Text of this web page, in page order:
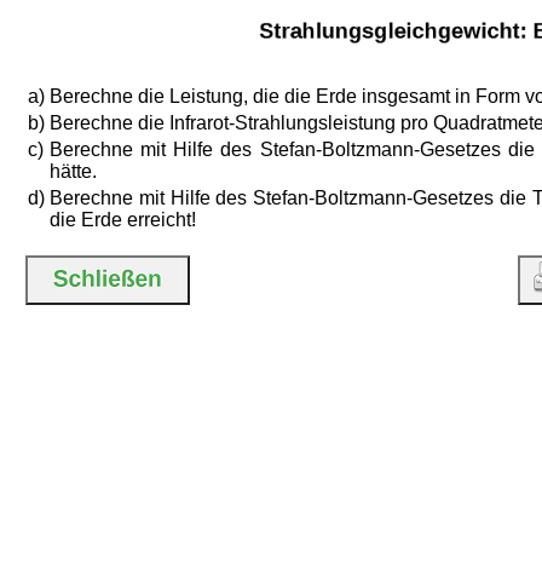
a) Berechne die Leistung, die die Erde insgesamt in Form
b) Berechne die Infrarot-Strahlungsleistung pro
c) Berechne mit Hilfe des Stefan-Boltzmann-Gesetzes
hätte.
d) Berechne mit Hilfe des Stefan-Boltzmann-Gesetzes die
die Erde erreicht!